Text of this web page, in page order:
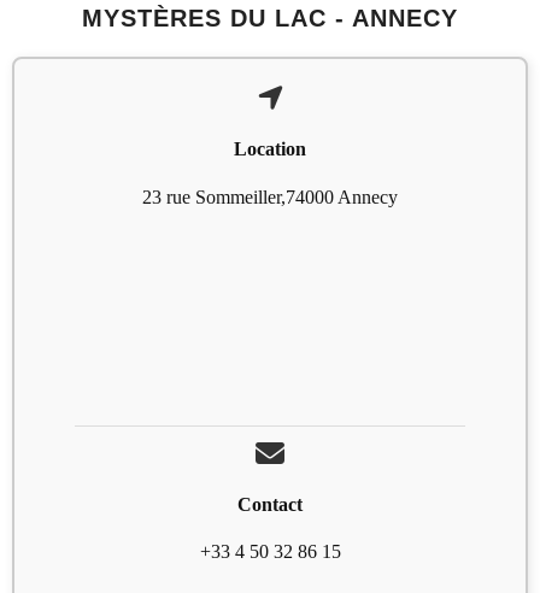
MYSTÈRES DU LAC - ANNECY
Location
23 rue Sommeiller,74000 Annecy
Contact
+33 4 50 32 86 15